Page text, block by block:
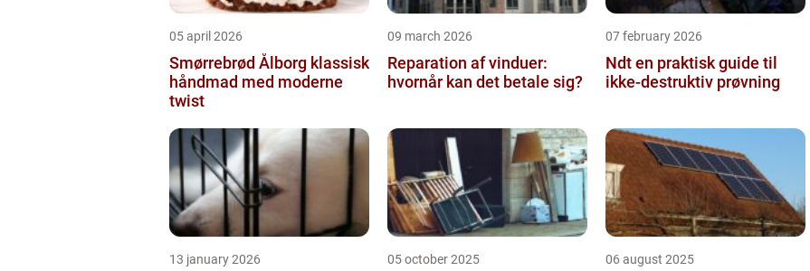
05 april 2026
Smørrebrød Ålborg klassisk
håndmad med moderne
twist
09 march 2026
Reparation af vinduer:
hvornår kan det betale sig?
07 february 2026
Ndt en praktisk guide til
ikke-destruktiv prøvning
13 january 2026 05 october 2025 06 august 2025